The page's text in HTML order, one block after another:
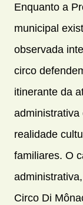
Enquanto a
municipal
observada
circo
itinerante da
realidade
familiares. O
Circo Di